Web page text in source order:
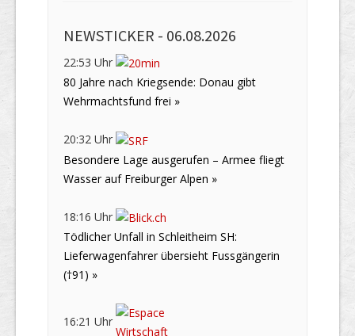
NEWSTICKER - 06.08.2026
22:53 Uhr
80 Jahre nach Kriegsende: Donau gibt
Wehrmachtsfund frei »
20:32 Uhr
Besondere Lage ausgerufen – Armee fliegt
Wasser auf Freiburger Alpen »
18:16 Uhr
Tödlicher Unfall in Schleitheim SH:
Lieferwagenfahrer übersieht Fussgängerin
(†91) »
16:21 Uhr